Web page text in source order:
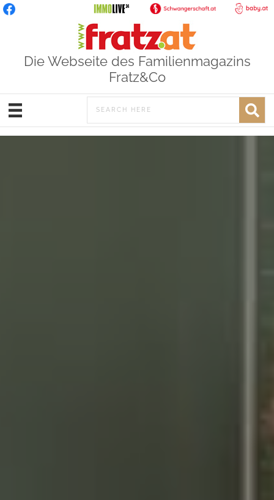
Die Webseite des Familienmagazins
Fratz&Co